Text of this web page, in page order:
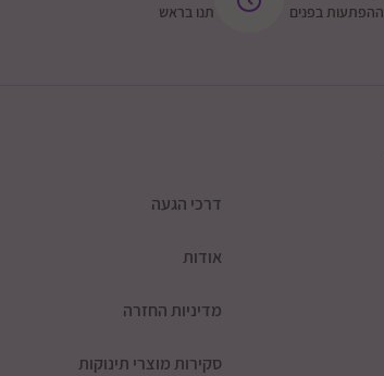
ההפתעות בפנים תנו בראש
דרכי הגעה
אודות
מדיניות החזרה
סקירות מוצרי תינוקות